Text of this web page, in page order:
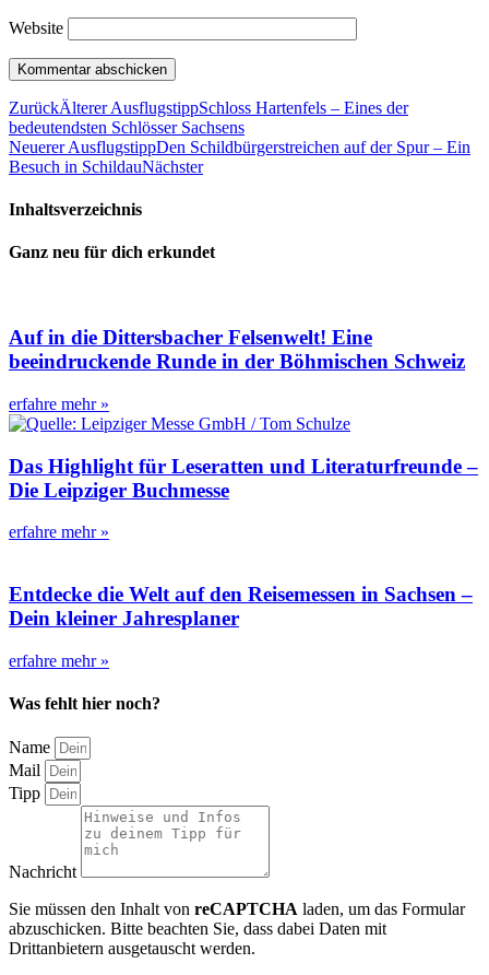
Website
ZurückÄlterer AusflugstippSchloss Hartenfels – Eines der
bedeutendsten Schlösser Sachsens
Neuerer AusflugstippDen Schildbürgerstreichen auf der Spur – Ein
Besuch in SchildauNächster
Inhaltsverzeichnis
Ganz neu für dich erkundet
Auf in die Dittersbacher Felsenwelt! Eine
beeindruckende Runde in der Böhmischen Schweiz
erfahre mehr »
Das Highlight für Leseratten und Literaturfreunde –
Die Leipziger Buchmesse
erfahre mehr »
Entdecke die Welt auf den Reisemessen in Sachsen –
Dein kleiner Jahresplaner
erfahre mehr »
Was fehlt hier noch?
Name
Mail
Tipp
Nachricht
Sie müssen den Inhalt von reCAPTCHA laden, um das Formular
abzuschicken. Bitte beachten Sie, dass dabei Daten mit
Drittanbietern ausgetauscht werden.